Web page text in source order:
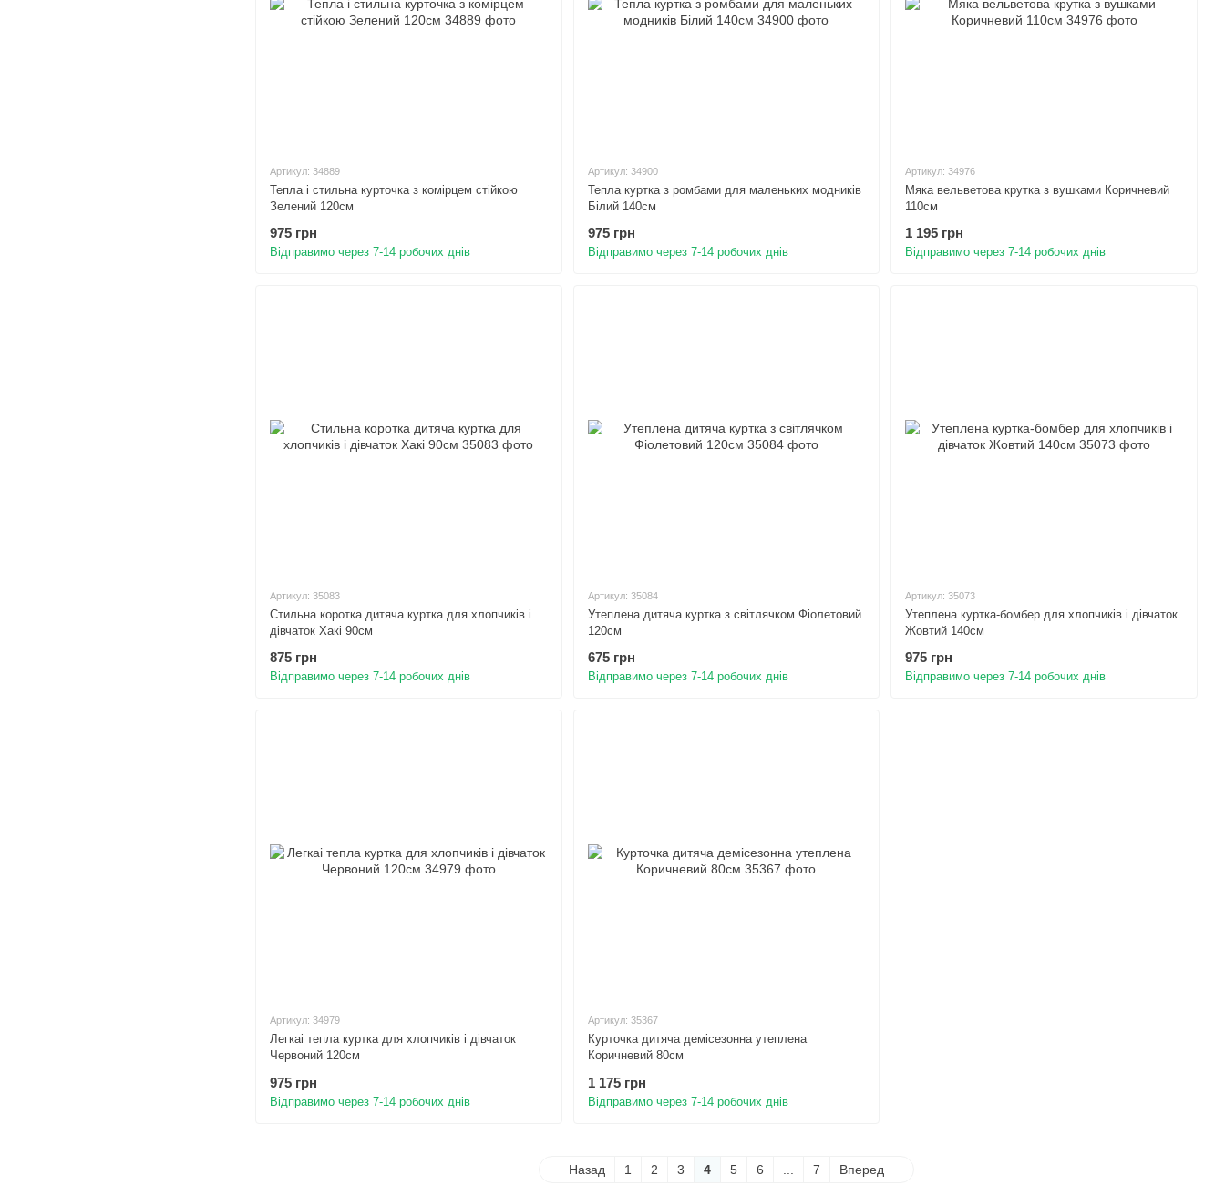
Артикул: 34889
Тепла і стильна курточка з комірцем стійкою
Зелений 120см
975 грн
Відправимо через 7-14 робочих днів
Артикул: 34900
Тепла куртка з ромбами для маленьких модників
Білий 140см
975 грн
Відправимо через 7-14 робочих днів
Артикул: 34976
Мяка вельветова крутка з вушками Коричневий
110см
1 195 грн
Відправимо через 7-14 робочих днів
Артикул: 35083
Стильна коротка дитяча куртка для хлопчиків і
дівчаток Хакі 90см
875 грн
Відправимо через 7-14 робочих днів
Артикул: 35084
Утеплена дитяча куртка з світлячком Фіолетовий
120см
675 грн
Відправимо через 7-14 робочих днів
Артикул: 35073
Утеплена куртка-бомбер для хлопчиків і дівчаток
Жовтий 140см
975 грн
Відправимо через 7-14 робочих днів
Артикул: 34979
Легкаі тепла куртка для хлопчиків і дівчаток
Червоний 120см
975 грн
Відправимо через 7-14 робочих днів
Артикул: 35367
Курточка дитяча демісезонна утеплена
Коричневий 80см
1 175 грн
Відправимо через 7-14 робочих днів
Назад 1 2 3 4 5 6 7 Вперед